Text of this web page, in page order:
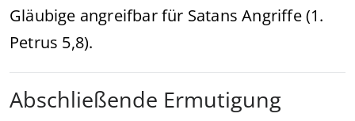
Gläubige angreifbar für Satans Angriffe (1.
Petrus 5,8).
Abschließende Ermutigung